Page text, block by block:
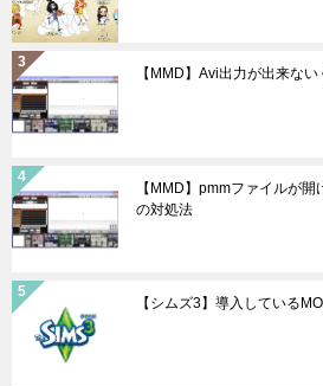
【MMD】Avi出力が出来な
【MMD】pmmファイルが
の対処法
【シムズ3】導入している